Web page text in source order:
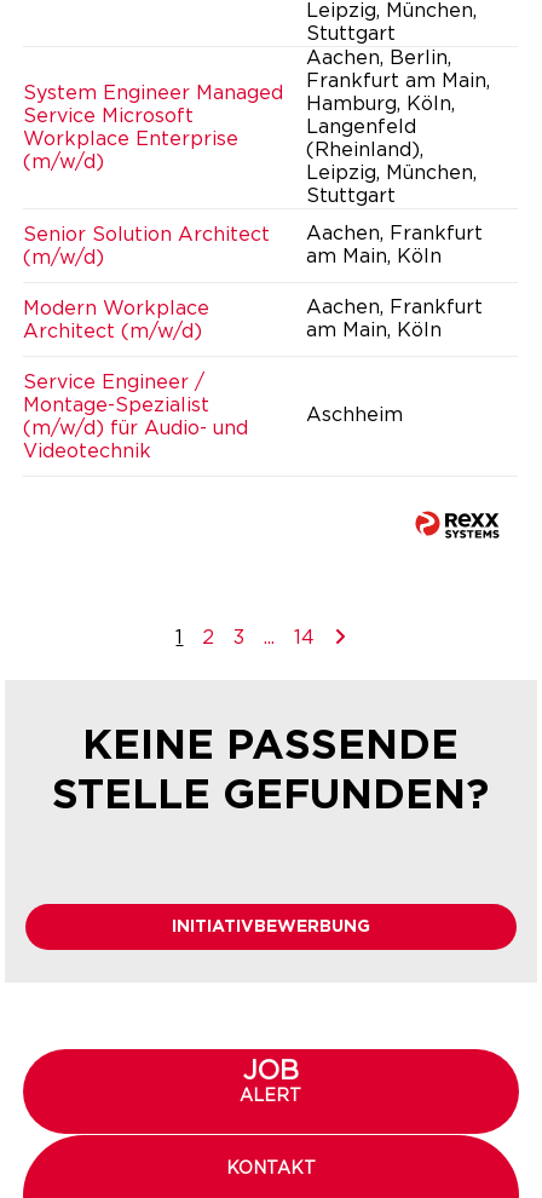
Leipzig, München,
Stuttgart
System Engineer Managed
Service Microsoft
Workplace Enterprise
(m/w/d)
Aachen, Berlin,
Frankfurt am Main,
Hamburg, Köln,
Langenfeld
(Rheinland),
Leipzig, München,
Stuttgart
Senior Solution Architect
(m/w/d)
Aachen, Frankfurt
am Main, Köln
Modern Workplace
Architect (m/w/d)
Aachen, Frankfurt
am Main, Köln
Service Engineer /
Montage-Spezialist
(m/w/d) für Audio- und
Videotechnik
Aschheim
1 2 3 ... 14
KEINE PASSENDE
STELLE GEFUNDEN?
INITIATIVBEWERBUNG
JOB
ALERT
KONTAKT